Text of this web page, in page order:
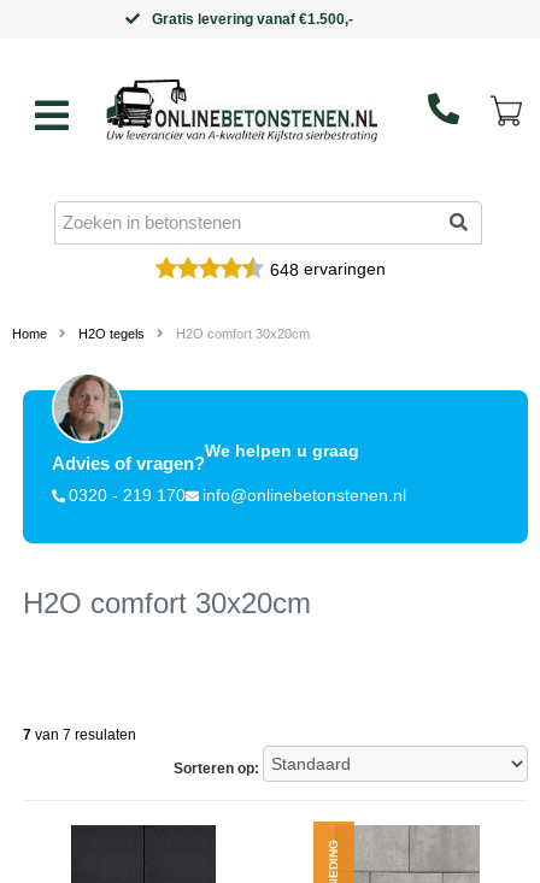
Binnen 5 werkdagen in huis
648ervaringen
Home H2O tegels H2O comfort 30x20cm
Advies of vragen?
We helpen u graag
0320 - 219 170 info@onlinebetonstenen.nl
H2O comfort 30x20cm
7van 7 resulaten
Sorteren op: